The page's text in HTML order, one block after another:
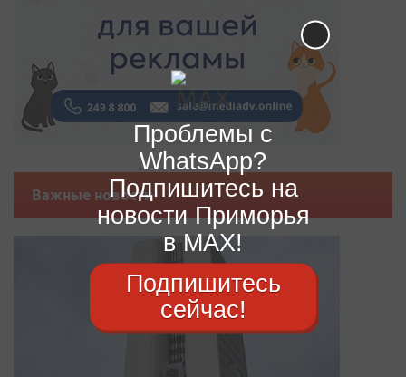
Важные новости
Проблемы с
WhatsApp?
Подпишитесь на
новости Приморья
в MAX!
Подпишитесь
сейчас!